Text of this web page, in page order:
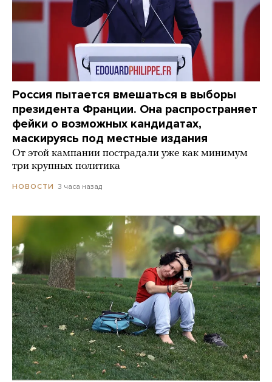
Россия пытается вмешаться в выборы
президента Франции. Она распространяет
фейки о возможных кандидатах,
маскируясь под местные издания
От этой кампании пострадали уже как минимум
три крупных политика
НОВОСТИ 3 часа назад